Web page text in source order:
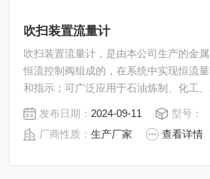
吹扫装置流量计
吹扫装置流量计，是由本公司生产的金
恒流控制阀组成的，在系统中实现恒流
和指示；可广泛应用于石油炼制、化工
铁、化纤纺织等行业变送器的吹扫、差压
程控制中。
发布日期： 2024-09-11
型号：
厂商性质：生产厂家 查看详情